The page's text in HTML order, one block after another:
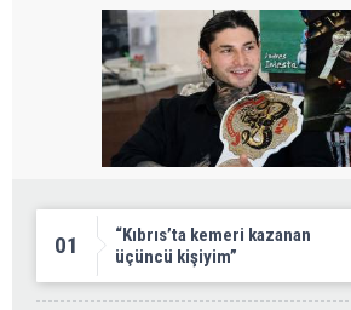
01
“Kıbrıs’ta kemeri kazanan
üçüncü kişiyim”